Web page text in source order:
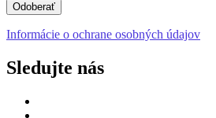
Odoberať
Informácie o ochrane osobných údajov
Sledujte nás